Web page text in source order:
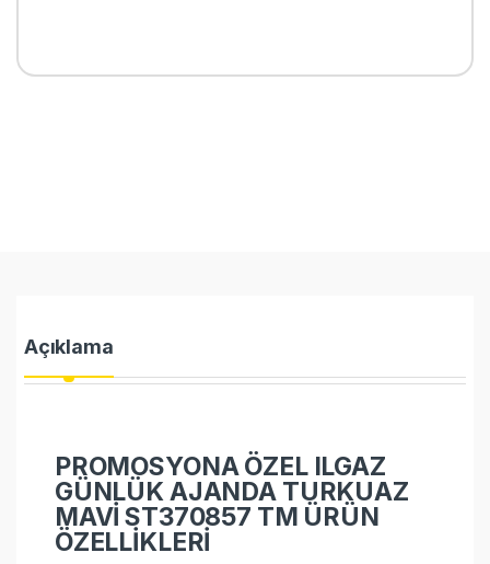
Açıklama
PROMOSYONA ÖZEL ILGAZ
GÜNLÜK AJANDA TURKUAZ
MAVİ ST370857 TM ÜRÜN
ÖZELLİKLERİ